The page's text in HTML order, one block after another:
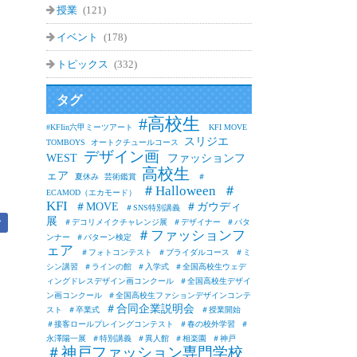
授業 (121)
イベント (178)
トピックス (332)
タグ
#KFIin六甲ミーツアート #高校生
KFI MOVE
TOMBOYS
オートクチュールコース
スリジエ
WEST デザイン画
ファッションフ
ェア
夏休み 芸術鑑賞 高校生
＃
ECAMOD（エカモード）
＃Halloween
＃
KFI
＃MOVE ＃SNS特別講義
＃ガウディ
展
＃デコリメイクチャレンジ展 ＃デザイナー
＃パタ
ンナー
＃パターン検定
＃ファッションフ
ェア
＃フォトコンテスト ＃ブライダルコース
＃ミ
シン講習
＃ラインの館 ＃入学式
＃全国高校生ウェデ
ィングドレスデザイン画コンクール
＃全国高校生デザイ
ン画コンクール
＃全国高校生ファションデザインコンテ
スト
＃卒業式 ＃合同企業説明会
＃授業開始
＃接客ロールプレイングコンテスト
＃春の校外学習
＃
永澤陽一展
＃特別講義 ＃異人館 ＃相楽園 ＃神戸
＃神戸ファッション専門学校